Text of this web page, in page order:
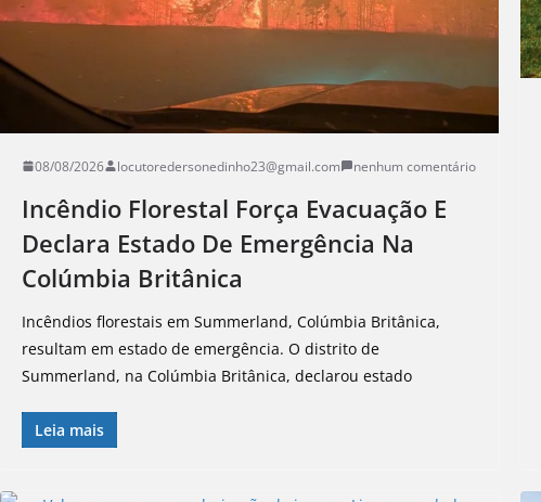
08/08/2026 locutoredersonedinho23@gmail.com nenhum comentário
Incêndio Florestal Força Evacuação E
Declara Estado De Emergência Na
Colúmbia Britânica
Incêndios florestais em Summerland, Colúmbia Britânica,
resultam em estado de emergência. O distrito de
Summerland, na Colúmbia Britânica, declarou estado
Leia mais